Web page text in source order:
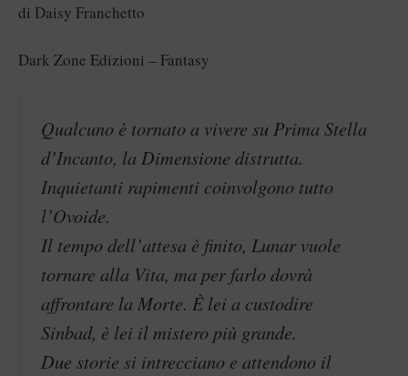
di Daisy Franchetto
Dark Zone Edizioni – Fantasy
Qualcuno è tornato a vivere su Prima Stella
d’Incanto, la Dimensione distrutta.
Inquietanti rapimenti coinvolgono tutto
l’Ovoide.
Il tempo dell’attesa è finito, Lunar vuole
tornare alla Vita, ma per farlo dovrà
affrontare la Morte. È lei a custodire
Sinbad, è lei il mistero più grande.
Due storie si intrecciano e attendono il